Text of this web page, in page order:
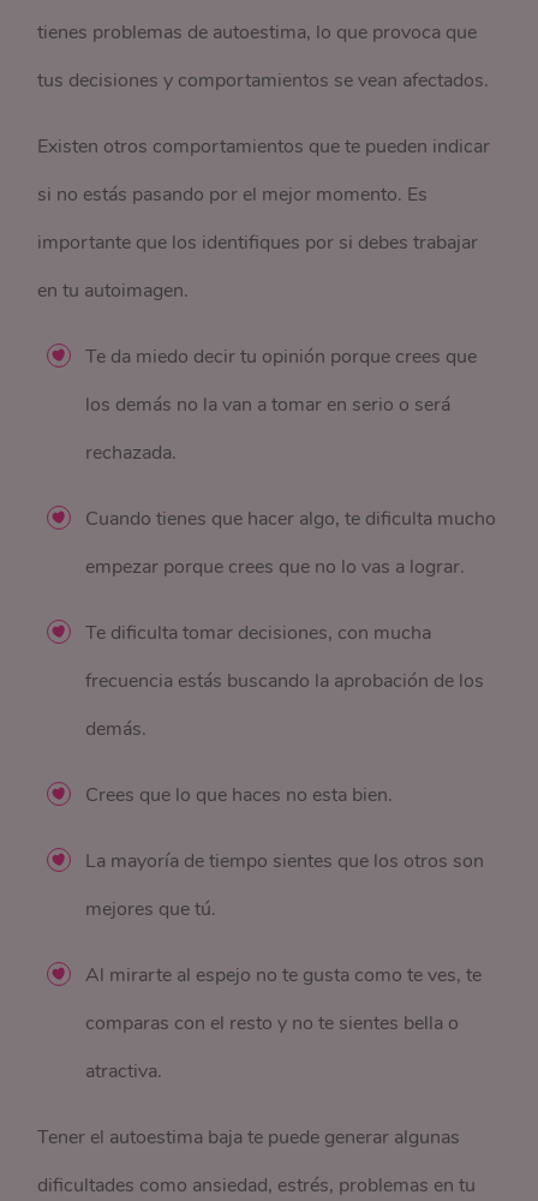
tienes problemas de autoestima, lo que provoca que
tus decisiones y comportamientos se vean afectados.
Existen otros comportamientos que te pueden indicar
si no estás pasando por el mejor momento. Es
importante que los identifiques por si debes trabajar
en tu autoimagen.
Te da miedo decir tu opinión porque crees que
los demás no la van a tomar en serio o será
rechazada.
Cuando tienes que hacer algo, te dificulta mucho
empezar porque crees que no lo vas a lograr.
Te dificulta tomar decisiones, con mucha
frecuencia estás buscando la aprobación de los
demás.
Crees que lo que haces no esta bien.
La mayoría de tiempo sientes que los otros son
mejores que tú.
Al mirarte al espejo no te gusta como te ves, te
comparas con el resto y no te sientes bella o
atractiva.
Tener el autoestima baja te puede generar algunas
dificultades como ansiedad, estrés, problemas en tu